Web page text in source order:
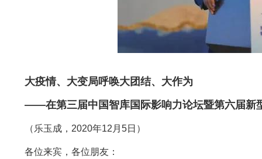
大疫情、大变局呼唤大团结、大作为
——在第三届中国智库国际影响力论坛暨第六届新
（乐玉成，2020年12月5日）
各位来宾，各位朋友：